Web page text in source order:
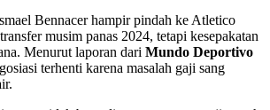
Bennacer hampir pindah ke Atletico
musim panas 2024, tetapi kesepakatan
Menurut laporan dari Mundo Deportivo
terhenti karena masalah gaji sang